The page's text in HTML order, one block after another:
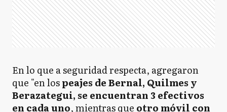
En lo que a seguridad respecta, agregaron
que "en lospeajes de Bernal, Quilmes y
Berazategui, se encuentran 3 efectivos
en cada uno, mientras que otro móvil con